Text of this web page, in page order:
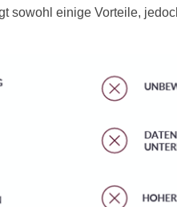
sowohl einige Vorteile,